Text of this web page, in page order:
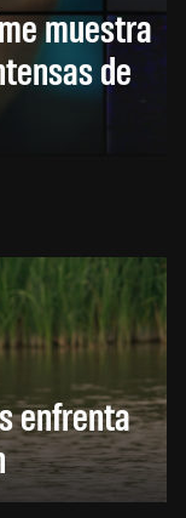
muestra
de
enfrenta